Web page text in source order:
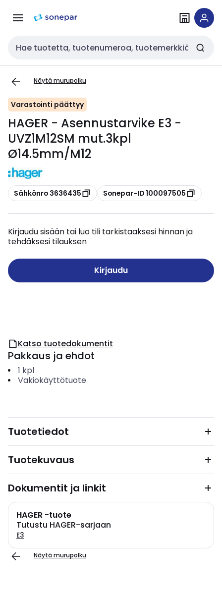
navigointiinsisältöön
Haku
Näytä murupolku
Varastointi päättyy
HAGER - Asennustarvike E3 -
UVZ1M12SM mut.3kpl
Ø14.5mm/M12
Kopioi
Sähkönro 3636435 Kopioi
Sonepar-ID 100097505
Kirjaudu sisään tai luo tili tarkistaaksesi hinnan ja
tehdäksesi tilauksen
Kirjaudu
Katso tuotedokumentit
Pakkaus ja ehdot
1 kpl
Vakiokäyttötuote
Tuotetiedot
Tuotekuvaus
Dokumentit ja linkit
HAGER -tuote
Tutustu HAGER-sarjaan
E3
Näytä murupolku